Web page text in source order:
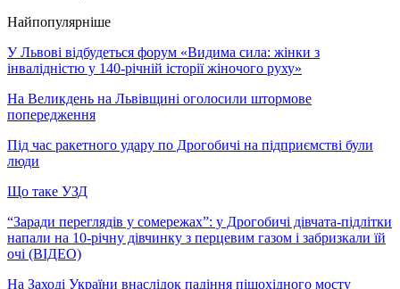
Найпопулярніше
У Львові відбудеться форум «Видима сила: жінки з
інвалідністю у 140-річній історії жіночого руху»
На Великдень на Львівщині оголосили штормове
попередження
Під час ракетного удару по Дрогобичі на підприємстві були
люди
Що таке УЗД
“Заради переглядів у сомережах”: у Дрогобичі дівчата-підлітки
напали на 10-річну дівчинку з перцевим газом і забризкали їй
очі (ВІДЕО)
На Заході України внаслідок падіння пішохідного мосту